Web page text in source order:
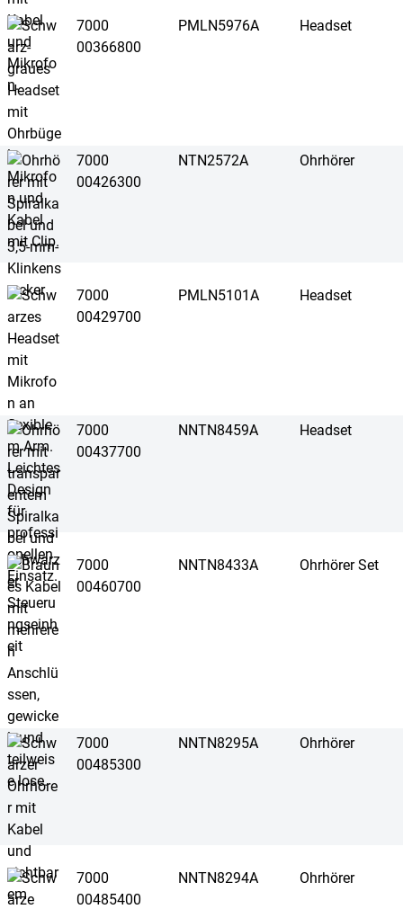
7000
00366800
PMLN5976A Headset
7000
00426300
NTN2572A Ohrhörer
7000
00429700
PMLN5101A Headset
7000
00437700
NNTN8459A Headset
7000
00460700
NNTN8433A Ohrhörer Set
7000
00485300
NNTN8295A Ohrhörer
7000
00485400
NNTN8294A Ohrhörer